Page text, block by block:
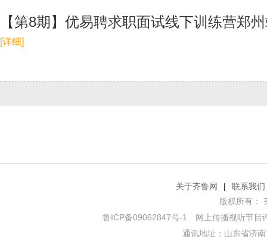
【第8期】优易聘求职面试线下训练营郑
[详细]
关于齐鲁网 |
联系我们
版权所有：
鲁ICP备09062847号-1
网上传播视听节目
通讯地址：山东省济